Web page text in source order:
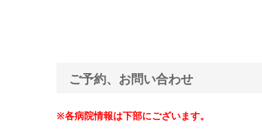
ご予約、お問い合わせ
※各病院情報は下部にございます。